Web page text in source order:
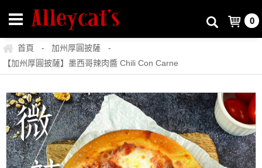
0
首頁 - 加州厚圓披薩 -
【加州厚圓披薩】墨西哥辣肉醬 Chili Con Carne